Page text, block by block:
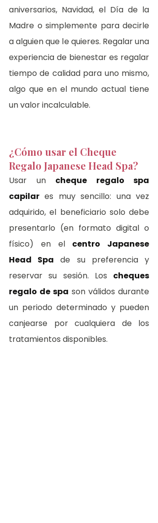
aniversarios, Navidad, el Día de la
Madre o simplemente para decirle
a alguien que le quieres. Regalar una
experiencia de bienestar es regalar
tiempo de calidad para uno mismo,
algo que en el mundo actual tiene
un valor incalculable.
¿Cómo usar el Cheque
Regalo Japanese Head Spa?
Usar un cheque regalo spa
capilar es muy sencillo: una vez
adquirido, el beneficiario solo debe
presentarlo (en formato digital o
físico) en el centro Japanese
Head Spa de su preferencia y
reservar su sesión. Los cheques
regalo de spa son válidos durante
un periodo determinado y pueden
canjearse por cualquiera de los
tratamientos disponibles.